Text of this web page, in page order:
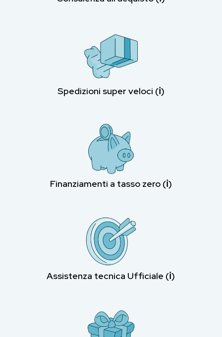
Spedizioni super veloci (ℹ︎)
Finanziamenti a tasso zero (ℹ︎)
Assistenza tecnica Ufficiale (ℹ︎)